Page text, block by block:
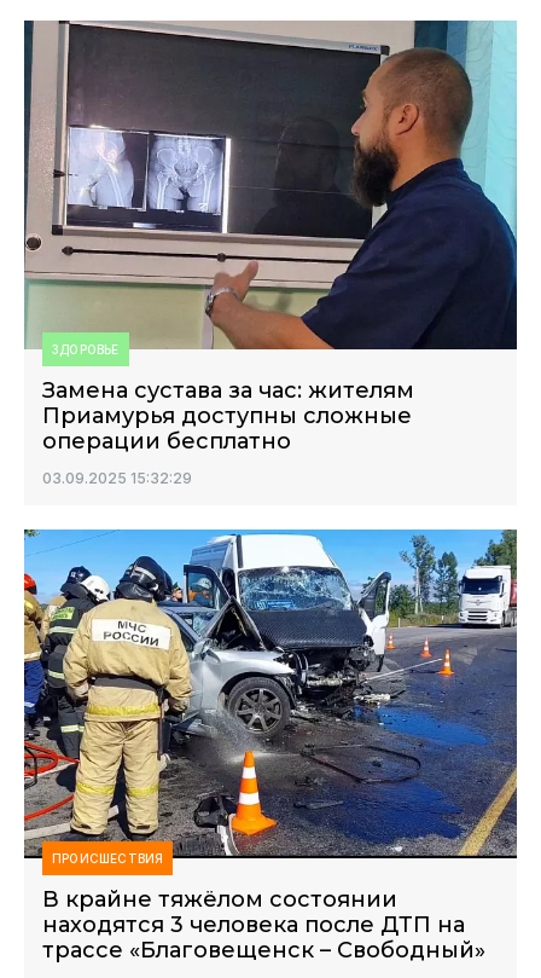
ЗДОРОВЬЕ
Замена сустава за час: жителям
Приамурья доступны сложные
операции бесплатно
03.09.2025 15:32:29
ПРОИСШЕСТВИЯ
В крайне тяжёлом состоянии
находятся 3 человека после ДТП на
трассе «Благовещенск – Свободный»